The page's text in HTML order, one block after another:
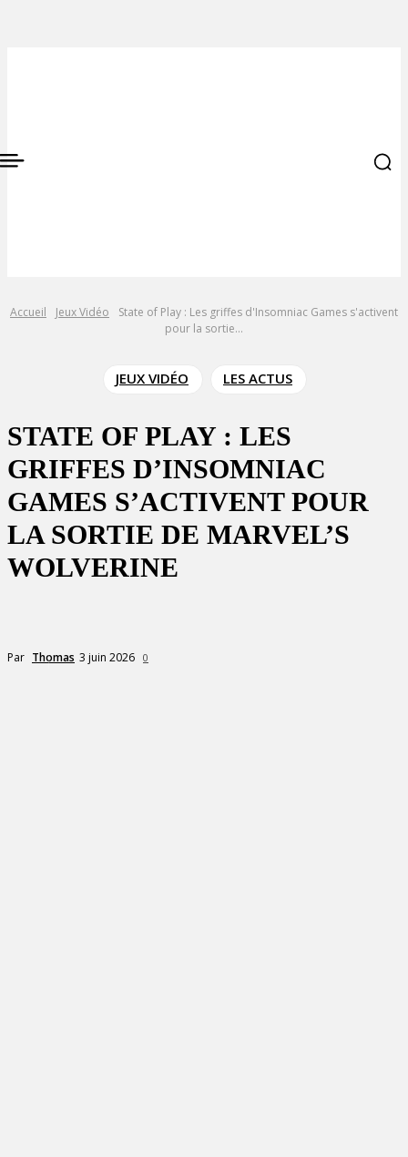
Accueil Jeux Vidéo
State of Play : Les griffes d'Insomniac Games s'activent
pour la sortie...
JEUX VIDÉO LES ACTUS
STATE OF PLAY : LES
GRIFFES D’INSOMNIAC
GAMES S’ACTIVENT POUR
LA SORTIE DE MARVEL’S
WOLVERINE
Par Thomas 3 juin 2026 0